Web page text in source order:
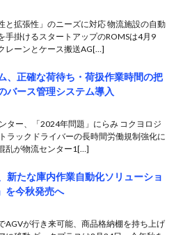
と拡張性」のニーズに対応 物流施設の自動
手掛けるスタートアップのROMSは4月9
レーンとケース搬送AG[…]
、正確な荷待ち・荷扱作業時間の把
バース管理システム導入
ター、「2024年問題」にらみ コクヨロジ
ラックドライバーの長時間労働規制強化に
乱が物流センター1[…]
新たな庫内作業自動化ソリューショ
を今秋発売へ
AGVが行き来可能、商品格納棚を持ち上げ